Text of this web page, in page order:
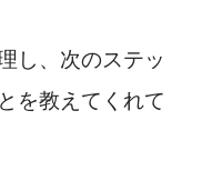
し、次のステッ
を教えてくれて